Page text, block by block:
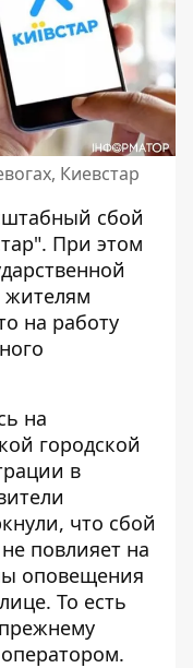
Киевстар
сбой
. При этом
на работу
на
городской
в
что сбой
повлияет на
оповещения
То есть